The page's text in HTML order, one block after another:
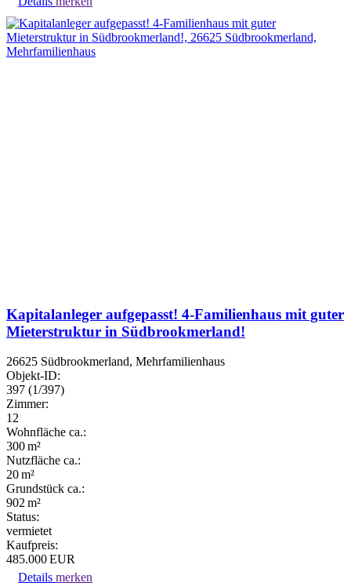
Kapitalanleger aufgepasst! 4-Familienhaus mit guter
Mieterstruktur in Südbrookmerland!
26625 Südbrookmerland, Mehrfamilienhaus
Objekt-ID:
397 (1/397)
Zimmer:
12
Wohnfläche ca.:
300 m²
Nutzfläche ca.:
20 m²
Grund­stück ca.:
902 m²
Status:
vermietet
Kaufpreis:
485.000 EUR
Details merken